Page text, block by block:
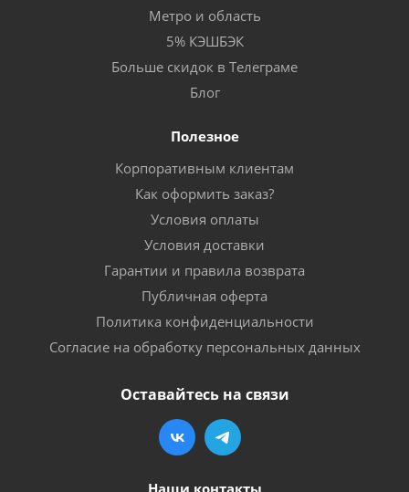
Метро и область
5% КЭШБЭК
Больше скидок в Телеграме
Блог
Полезное
Корпоративным клиентам
Как оформить заказ?
Условия оплаты
Условия доставки
Гарантии и правила возврата
Публичная оферта
Политика конфиденциальности
Согласие на обработку персональных данных
Оставайтесь на связи
Наши контакты